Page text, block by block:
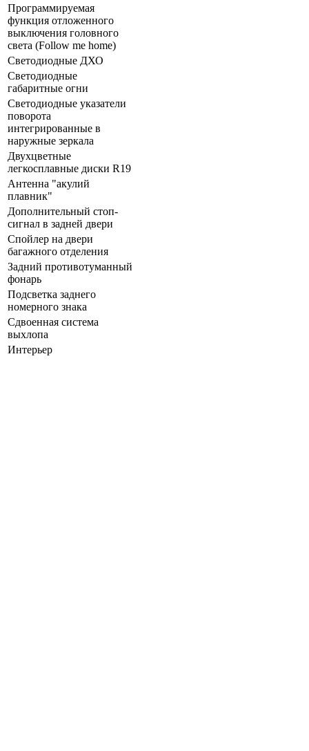
Программируемая
функция отложенного
выключения головного
света (Follow me home)
Светодиодные ДХО
Светодиодные
габаритные огни
Светодиодные указатели
поворота
интегрированные в
наружные зеркала
Двухцветные
легкосплавные диски R19
Антенна "акулий
плавник"
Дополнительный стоп-
сигнал в задней двери
Спойлер на двери
багажного отделения
Задний противотуманный
фонарь
Подсветка заднего
номерного знака
Сдвоенная система
выхлопа
Интерьер